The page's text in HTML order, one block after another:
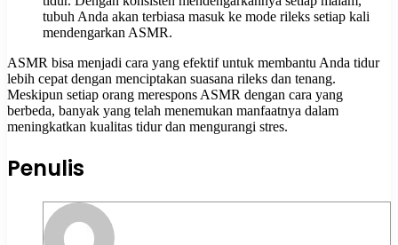
tubuh Anda akan terbiasa masuk ke mode rileks setiap kali
mendengarkan ASMR.
ASMR bisa menjadi cara yang efektif untuk membantu Anda tidur
lebih cepat dengan menciptakan suasana rileks dan tenang.
Meskipun setiap orang merespons ASMR dengan cara yang
berbeda, banyak yang telah menemukan manfaatnya dalam
meningkatkan kualitas tidur dan mengurangi stres.
Penulis